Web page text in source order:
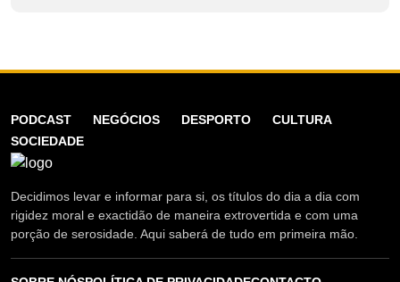
PODCAST NEGÓCIOS DESPORTO
CULTURA
SOCIEDADE
Decidimos levar e informar para si, os títulos do dia a dia com
rigidez moral e exactidão de maneira extrovertida e com uma
porção de serosidade. Aqui saberá de tudo em primeira mão.